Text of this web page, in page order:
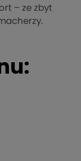
– ze zbyt